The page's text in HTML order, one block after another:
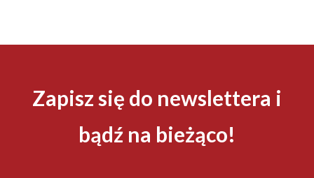
Zapisz się do newslettera i
bądź na bieżąco!